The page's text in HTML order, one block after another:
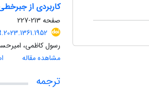
کاربردی از
صفحه 213-227
رسول کاظمی،
مشاهده مقاله
ترجمه